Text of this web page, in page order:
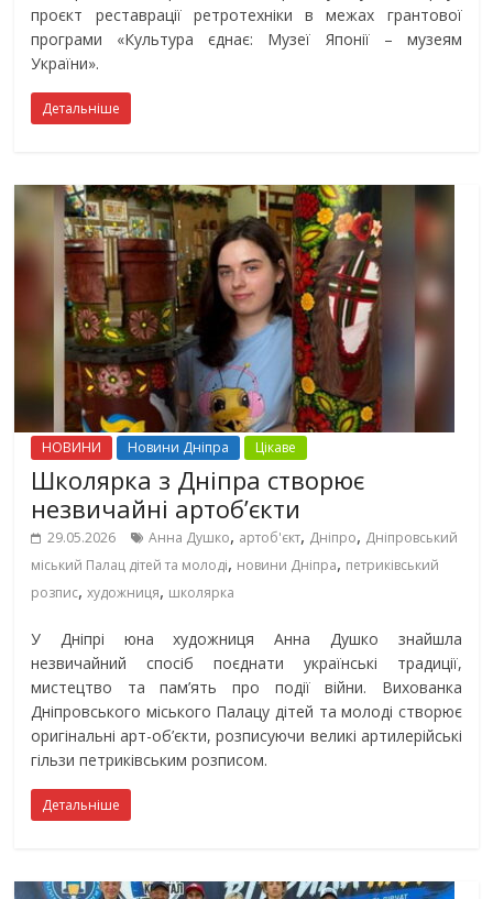
проєкт реставрації ретротехніки в межах грантової
програми «Культура єднає: Музеї Японії – музеям
України».
Детальніше
НОВИНИ Новини Дніпра Цікаве
Школярка з Дніпра створює
незвичайні артоб’єкти
29.05.2026 Анна Душко, артоб'єкт, Дніпро, Дніпровський
міський Палац дітей та молоді, новини Дніпра, петриківський
розпис,художниця, школярка
У Дніпрі юна художниця Анна Душко знайшла
незвичайний спосіб поєднати українські традиції,
мистецтво та пам’ять про події війни. Вихованка
Дніпровського міського Палацу дітей та молоді створює
оригінальні арт-об’єкти, розписуючи великі артилерійські
гільзи петриківським розписом.
Детальніше